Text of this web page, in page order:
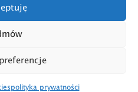
polityka prywatności
cookies
firmy